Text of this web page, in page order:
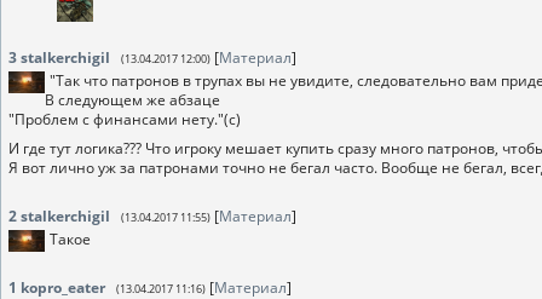
3stalkerchigil (13.04.2017 12:00) [Материал]
"Так что патронов в трупах вы не увидите, следовательно вам
В следующем же абзаце
"Проблем с финансами нету."(с)
И где тут логика??? Что игроку мешает купить сразу много патронов,
Я вот лично уж за патронами точно не бегал часто. Вообще не бегал,
2stalkerchigil (13.04.2017 11:55) [Материал]
Такое
1 kopro_eater (13.04.2017 11:16) [Материал]